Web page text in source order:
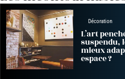
Décoration
L’art
suspendu,
mieux
espace ?